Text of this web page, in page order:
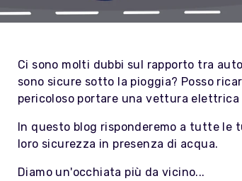
Ci sono molti dubbi sul rapporto tra
sono sicure sotto la pioggia? Posso
pericoloso portare una vettura
In questo blog risponderemo a tutte le
loro sicurezza in presenza di acqua.
Diamo un'occhiata più da vicino...